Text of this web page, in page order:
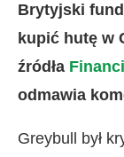
Brytyjski
kupić hutę w
źródła
odmawia
Greybull był